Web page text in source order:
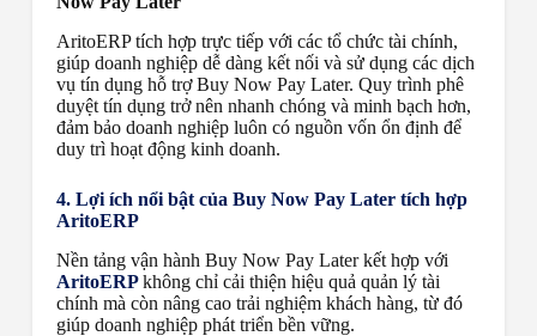
AritoERP tích hợp trực tiếp với các tổ chức tài chính,
giúp doanh nghiệp dễ dàng kết nối và sử dụng các dịch
vụ tín dụng hỗ trợ Buy Now Pay Later. Quy trình phê
duyệt tín dụng trở nên nhanh chóng và minh bạch hơn,
đảm bảo doanh nghiệp luôn có nguồn vốn ổn định để
duy trì hoạt động kinh doanh.
4. Lợi ích nổi bật của Buy Now Pay Later tích hợp
AritoERP
Nền tảng vận hành Buy Now Pay Later kết hợp với
AritoERP không chỉ cải thiện hiệu quả quản lý tài
chính mà còn nâng cao trải nghiệm khách hàng, từ đó
giúp doanh nghiệp phát triển bền vững.